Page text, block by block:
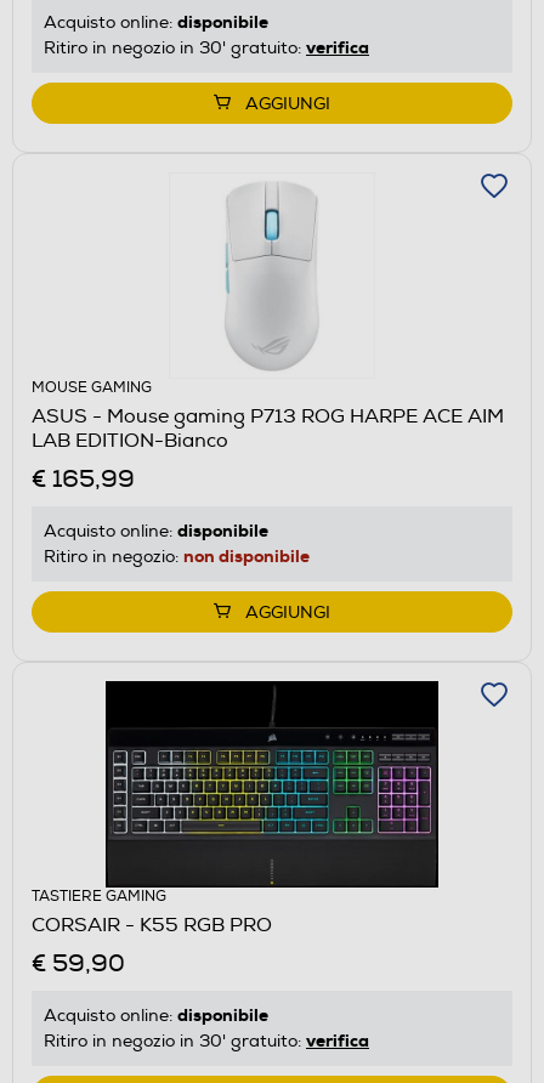
Acquisto online: disponibile
Ritiro in negozio in 30' gratuito: verifica
AGGIUNGI
MOUSE GAMING
ASUS - Mouse gaming P713 ROG HARPE ACE AIM
LAB EDITION-Bianco
€ 165,99
Acquisto online: disponibile
Ritiro in negozio: non disponibile
AGGIUNGI
TASTIERE GAMING
CORSAIR - K55 RGB PRO
€ 59,90
Acquisto online: disponibile
Ritiro in negozio in 30' gratuito: verifica